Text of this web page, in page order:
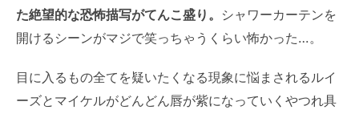
た絶望的な恐怖描写がてんこ盛り。 シャワーカーテンを
開けるシーンがマジで笑っちゃうくらい怖かった…。
目に入るもの全てを疑いたくなる現象に悩まされるルイ
ーズとマイケルがどんどん唇が紫になっていくやつれ具